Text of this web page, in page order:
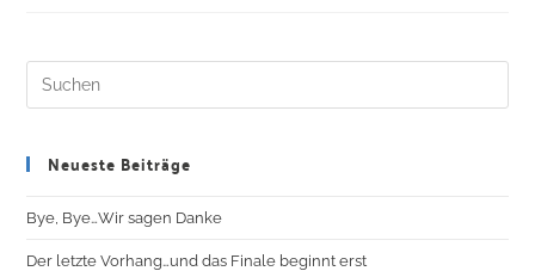
Neueste Beiträge
Bye, Bye…Wir sagen Danke
Der letzte Vorhang…und das Finale beginnt erst